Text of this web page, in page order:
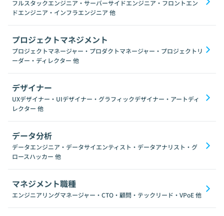
フルスタックエンジニア・サーバーサイドエンジニア・フロントエン
ドエンジニア・インフラエンジニア 他
プロジェクトマネジメント
プロジェクトマネージャー・プロダクトマネージャー・プロジェクトリ
ーダー・ディレクター 他
デザイナー
UXデザイナー・UIデザイナー・グラフィックデザイナー・アートディ
レクター 他
データ分析
データエンジニア・データサイエンティスト・データアナリスト・グ
ロースハッカー 他
マネジメント職種
エンジニアリングマネージャー・CTO・顧問・テックリード・VPoE他